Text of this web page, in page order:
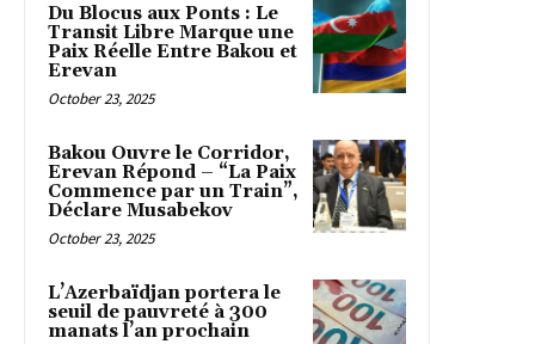
Du Blocus aux Ponts : Le
Transit Libre Marque une
Paix Réelle Entre Bakou et
Erevan
October 23, 2025
Bakou Ouvre le Corridor,
Erevan Répond – “La Paix
Commence par un Train”,
Déclare Musabekov
October 23, 2025
L’Azerbaïdjan portera le
seuil de pauvreté à 300
manats l’an prochain